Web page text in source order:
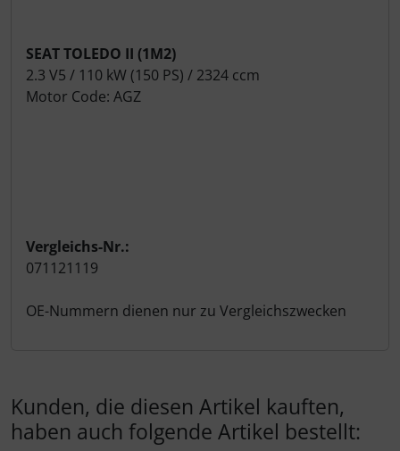
SEAT TOLEDO II (1M2)
2.3 V5 / 110 kW (150 PS) / 2324 ccm
Motor Code: AGZ
Vergleichs-Nr.:
071121119
OE-Nummern dienen nur zu Vergleichszwecken
Kunden, die diesen Artikel kauften,
haben auch folgende Artikel bestellt: